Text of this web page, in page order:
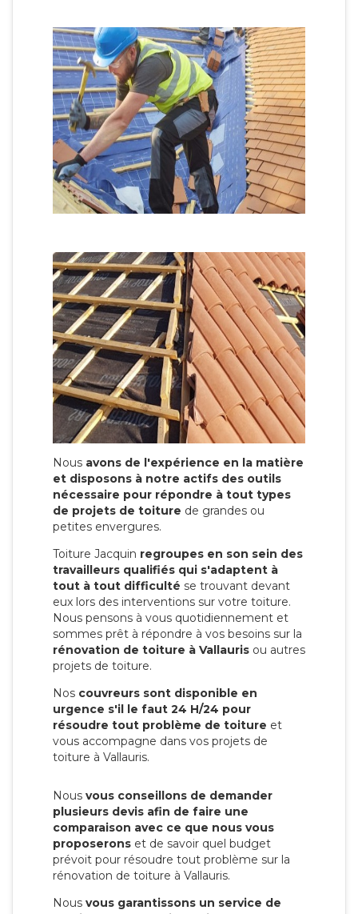
Nous avons de l'expérience en la matière
et disposons à notre actifs des outils
nécessaire pour répondre à tout types
de projets de toiture de grandes ou
petites envergures.
Toiture Jacquin regroupes en son sein des
travailleurs qualifiés qui s'adaptent à
tout à tout difficulté se trouvant devant
eux lors des interventions sur votre toiture.
Nous pensons à vous quotidiennement et
sommes prêt à répondre à vos besoins sur la
rénovation de toiture à Vallauris ou autres
projets de toiture.
Nos couvreurs sont disponible en
urgence s'il le faut 24 H/24 pour
résoudre tout problème de toiture et
vous accompagne dans vos projets de
toiture à Vallauris.
Nous vous conseillons de demander
plusieurs devis afin de faire une
comparaison avec ce que nous vous
proposerons et de savoir quel budget
prévoit pour résoudre tout problème sur la
rénovation de toiture à Vallauris.
Nous vous garantissons un service de